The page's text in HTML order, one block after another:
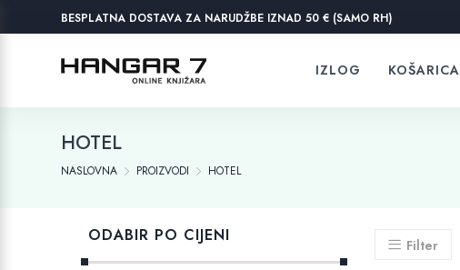
BESPLATNA DOSTAVA ZA NARUDŽBE IZNAD 50 € (SAMO RH)
IZLOG KOŠARICA
HOTEL
NASLOVNA PROIZVODI HOTEL
Filter
ODABIR PO CIJENI